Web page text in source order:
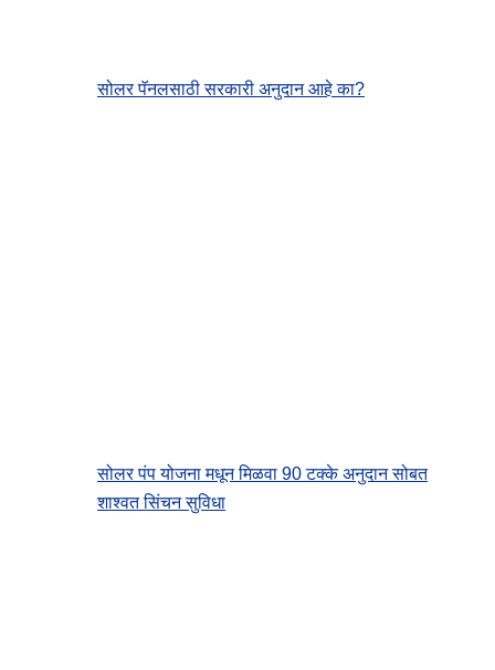
सोलर पॅनलसाठी सरकारी अनुदान आहे का?
सोलर पंप योजना मधून मिळवा 90 टक्के अनुदान सोबत
शाश्वत सिंचन सुविधा